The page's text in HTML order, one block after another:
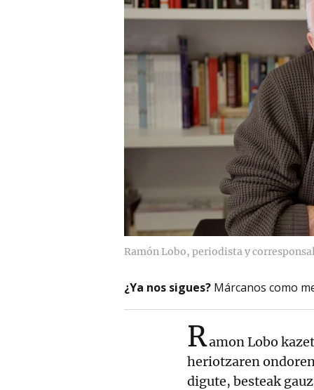
Ramón Lobo, periodista y
¿Ya nos sigues? Márcanos como
Ramon Lobo
heriotzaren
digute, besteak